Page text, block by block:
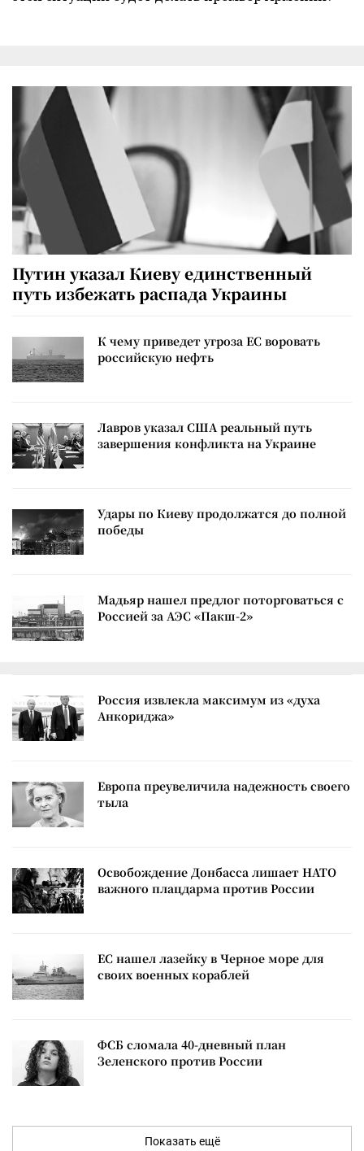
Путин указал Киеву единственный
путь избежать распада Украины
К чему приведет угроза ЕС воровать
российскую нефть
Лавров указал США реальный путь
завершения конфликта на Украине
Удары по Киеву продолжатся до полной
победы
Мадьяр нашел предлог поторговаться с
Россией за АЭС «Пакш-2»
Россия извлекла максимум из «духа
Анкориджа»
Европа преувеличила надежность своего
тыла
Освобождение Донбасса лишает НАТО
важного плацдарма против России
ЕС нашел лазейку в Черное море для
своих военных кораблей
ФСБ сломала 40-дневный план
Зеленского против России
Показать ещё